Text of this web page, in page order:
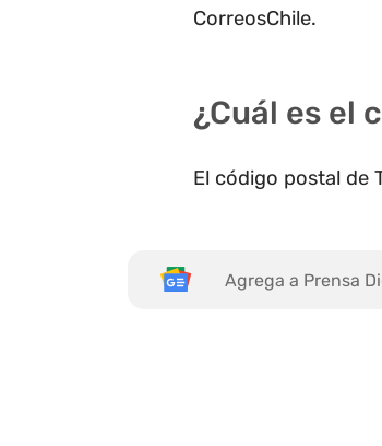
CorreosChile.
¿Cuál es el
El código postal de
Agrega a Prensa